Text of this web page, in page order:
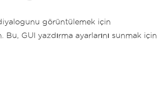
görüntülemek için
Bu, GUI yazdırma ayarlarını sunmak için